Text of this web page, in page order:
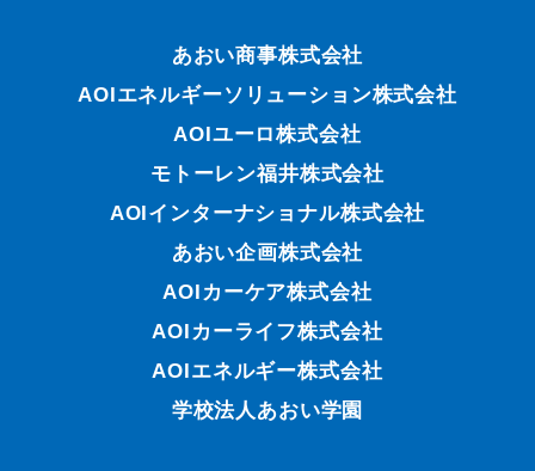
あおい商事株式会社
AOIエネルギーソリューション株式会社
AOIユーロ株式会社
モトーレン福井株式会社
AOIインターナショナル株式会社
あおい企画株式会社
AOIカーケア株式会社
AOIカーライフ株式会社
AOIエネルギー株式会社
学校法人あおい学園